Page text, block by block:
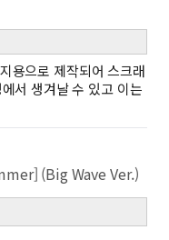
용으로 제작되어 스크래
서 생겨날 수 있고 이는
(Big Wave Ver.)